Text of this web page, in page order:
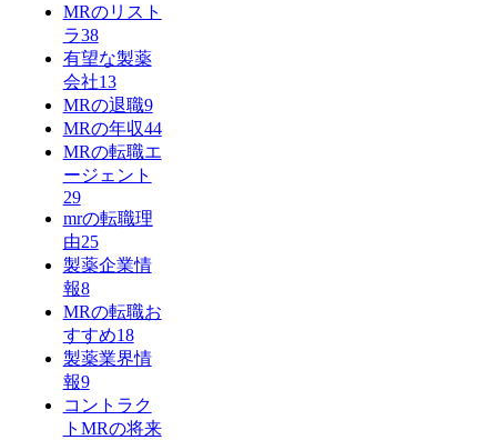
MRのリスト
ラ38
有望な製薬
会社13
MRの退職9
MRの年収44
MRの転職エ
ージェント
29
mrの転職理
由25
製薬企業情
報8
MRの転職お
すすめ18
製薬業界情
報9
コントラク
トMRの将来